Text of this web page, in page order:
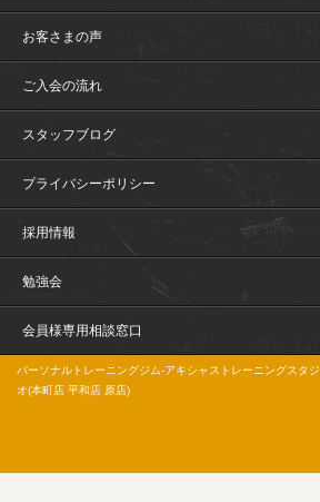
お客さまの声
ご入会の流れ
スタッフブログ
プライバシーポリシー
採用情報
勉強会
会員様専用相談窓口
パーソナルトレーニングジム-アキシャストレーニングスタジ
オ(本町店 平和店 原店)